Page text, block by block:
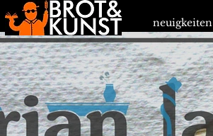
neuigkeiten